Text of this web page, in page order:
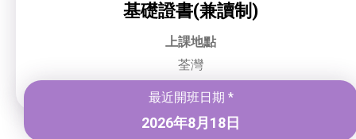
基礎證書(兼讀制)
上課地點
荃灣
最近開班日期 *
2026年8月18日